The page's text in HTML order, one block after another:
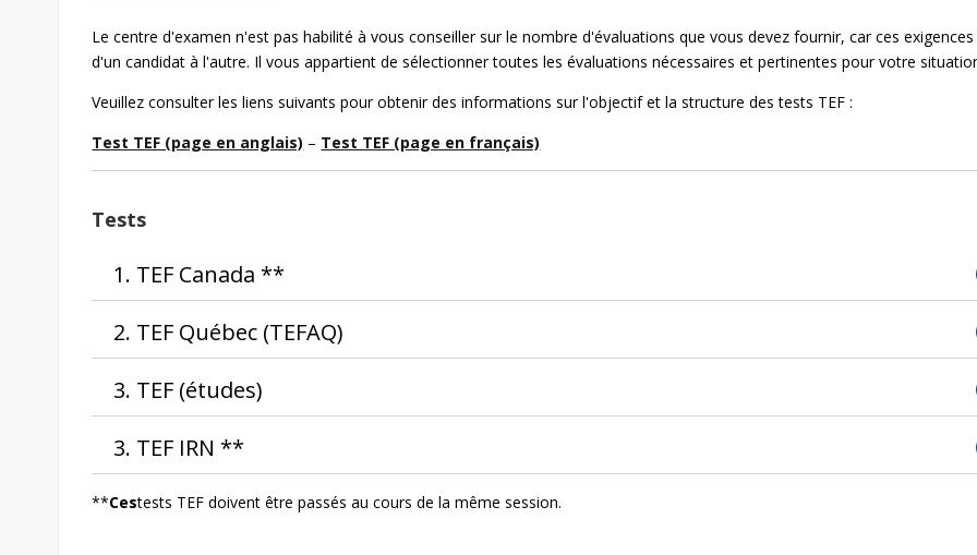
Le centre d'examen n'est pas habilité à vous conseiller sur le nombre d'évaluations que vous devez fournir, car ces
d'un candidat à l'autre. Il vous appartient de sélectionner toutes les évaluations nécessaires et pertinentes pour votre
Veuillez consulter les liens suivants pour obtenir des informations sur l'objectif et la structure des tests TEF :
Test TEF (page en anglais) – Test TEF (page en français)
Tests
1. TEF Canada **
2. TEF Québec (TEFAQ)
3. TEF (études)
3. TEF IRN **
**Cestests TEF doivent être passés au cours de la même session.